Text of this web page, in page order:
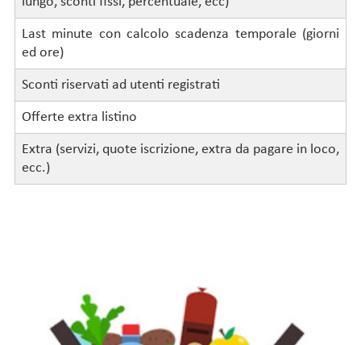
Last minute con calcolo scadenza temporale (giorni
ed ore)
Sconti riservati ad utenti registrati
Offerte extra listino
Extra (servizi, quote iscrizione, extra da pagare in loco,
ecc.)